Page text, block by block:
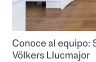
Conoce al equipo:
Völkers Llucmajor